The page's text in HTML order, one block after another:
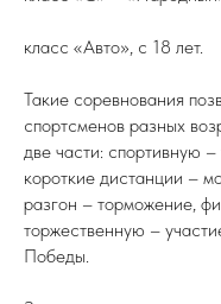
класс «Авто», с 18 лет.
Такие соревнования
спортсменов разных
две части: спортивную –
короткие дистанции –
разгон – торможение,
торжественную –
Победы.